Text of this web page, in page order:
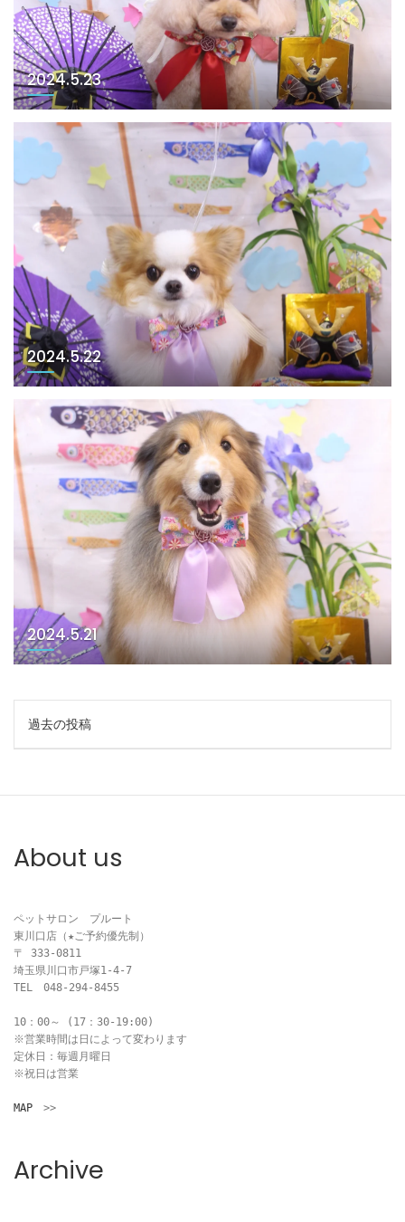
2024.5.23
2024.5.22
2024.5.21
投
稿
ナ
ゲ
ー
シ
ョ
ン
過去の投稿
About us
ペットサロン　プルート
東川口店（★ご予約優先制）
〒 333-0811
埼玉県川口市戸塚1-4-7
TEL　048-294-8455
10：00～ (17：30-19:00)
※営業時間は日によって変わります
定休日：毎週月曜日
※祝日は営業
MAP >>
Archive